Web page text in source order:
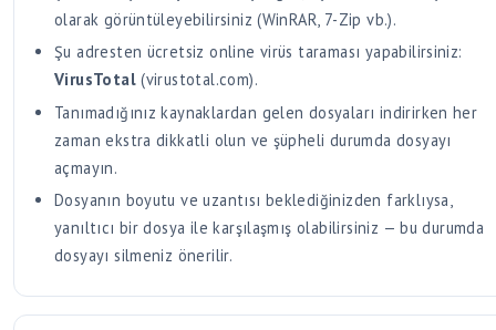
olarak görüntüleyebilirsiniz (WinRAR, 7-Zip vb.).
Şu adresten ücretsiz online virüs taraması yapabilirsiniz:
VirusTotal(virustotal.com).
Tanımadığınız kaynaklardan gelen dosyaları indirirken her
zaman ekstra dikkatli olun ve şüpheli durumda dosyayı
açmayın.
Dosyanın boyutu ve uzantısı beklediğinizden farklıysa,
yanıltıcı bir dosya ile karşılaşmış olabilirsiniz — bu durumda
dosyayı silmeniz önerilir.